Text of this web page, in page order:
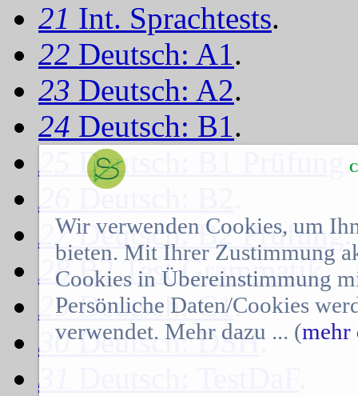
21 Int. Sprachtests.
22 Deutsch: A1.
23 Deutsch: A2.
24 Deutsch: B1.
25
Deutsch: B1 Prüfung
.
26
Deutsch: B2
27Deutsch: B2 Prüfung.
28B2 Test Grammatik.
29Deutsch: C1.
30Deutsch: DSH.
31
Wir verwenden Cookies, um
bieten. Mit Ihrer Zustimmung
Cookies in Übereinstimmung
Persönliche Daten/Cookies
verwendet. Mehr dazu ... (mehr